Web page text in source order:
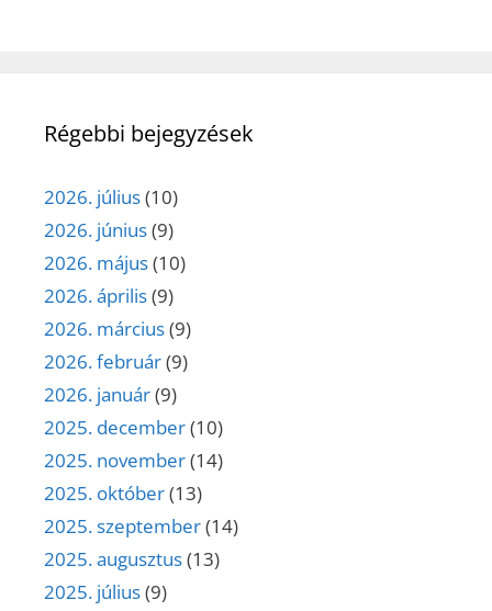
Régebbi bejegyzések
2026. július(10)
2026. június(9)
2026. május(10)
2026. április(9)
2026. március(9)
2026. február(9)
2026. január(9)
2025. december(10)
2025. november(14)
2025. október(13)
2025. szeptember(14)
2025. augusztus(13)
2025. július(9)